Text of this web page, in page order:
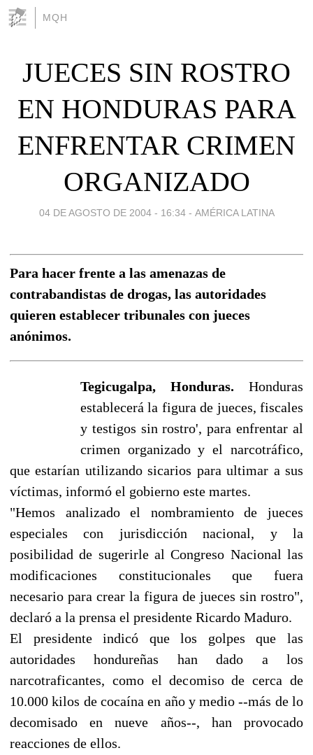
MQH
JUECES SIN ROSTRO
EN HONDURAS PARA
ENFRENTAR CRIMEN
ORGANIZADO
04 DE AGOSTO DE 2004 - 16:34 - AMÉRICA LATINA
Para hacer frente a las amenazas de
contrabandistas de drogas, las autoridades
quieren establecer tribunales con jueces
anónimos.
Tegicugalpa, Honduras. Honduras
establecerá la figura de jueces, fiscales
y testigos sin rostro', para enfrentar al
crimen organizado y el narcotráfico,
que estarían utilizando sicarios para ultimar a sus
víctimas, informó el gobierno este martes.
"Hemos analizado el nombramiento de jueces
especiales con jurisdicción nacional, y la
posibilidad de sugerirle al Congreso Nacional las
modificaciones constitucionales que fuera
necesario para crear la figura de jueces sin rostro",
declaró a la prensa el presidente Ricardo Maduro.
El presidente indicó que los golpes que las
autoridades hondureñas han dado a los
narcotraficantes, como el decomiso de cerca de
10.000 kilos de cocaína en año y medio --más de lo
decomisado en nueve años--, han provocado
reacciones de ellos.